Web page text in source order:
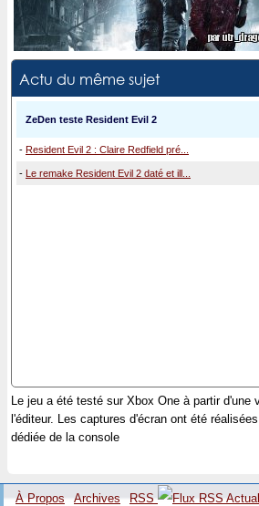
Actu du même sujet
ZeDen teste Resident Evil 2
- Resident Evil 2 : Claire Redfield pré...
- Le remake Resident Evil 2 daté et ill...
Le jeu a été testé sur Xbox One à partir d'une
l'éditeur. Les captures d'écran ont été
dédiée de la console
À Propos Archives RSS